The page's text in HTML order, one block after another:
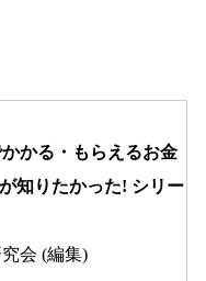
かる・もらえるお金
知りたかった! シリー
会 (編集)